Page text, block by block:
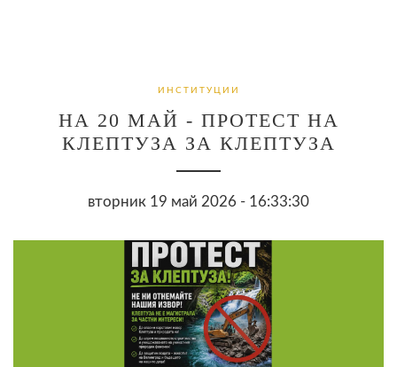
ИНСТИТУЦИИ
НА 20 МАЙ - ПРОТЕСТ НА
КЛЕПТУЗА ЗА КЛЕПТУЗА
вторник 19 май 2026 - 16:33:30